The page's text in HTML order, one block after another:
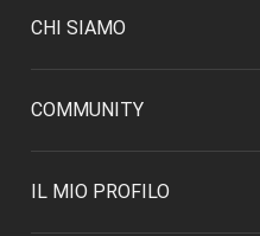
CHI SIAMO
COMMUNITY
IL MIO PROFILO